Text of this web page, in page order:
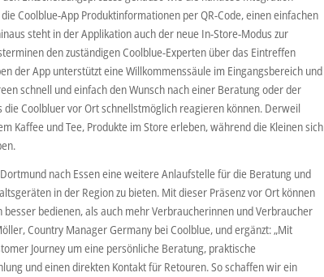
Coolblue-App Produktinformationen per QR-Code, einen einfachen
steht in der Applikation auch der neue In-Store-Modus zur
den zuständigen Coolblue-Experten über das Eintreffen
der App unterstützt eine Willkommenssäule im Eingangsbereich und
schnell und einfach den Wunsch nach einer Beratung oder der
Coolbluer vor Ort schnellstmöglich reagieren können. Derweil
Kaffee und Tee, Produkte im Store erleben, während die Kleinen sich
nach Essen eine weitere Anlaufstelle für die Beratung und
in der Region zu bieten. Mit dieser Präsenz vor Ort können
bedienen, als auch mehr Verbraucherinnen und Verbraucher
Country Manager Germany bei Coolblue, und ergänzt: „Mit
Journey um eine persönliche Beratung, praktische
und einen direkten Kontakt für Retouren. So schaffen wir ein